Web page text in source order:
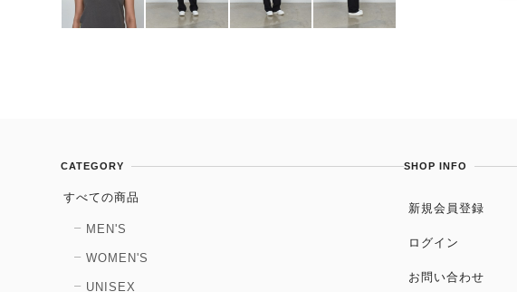
CATEGORY
すべての商品
MEN'S
WOMEN'S
UNISEX
SHOP INFO
新規会員登録
ログイン
お問い合わせ